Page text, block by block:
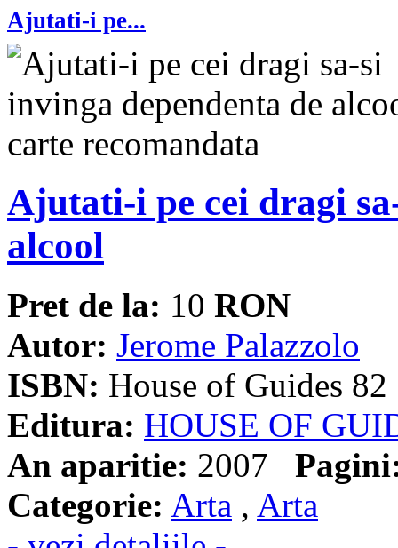
Ajutati-i pe...
Ajutati-i pe cei dragi
alcool
Pret de la: 10 RON
Autor: Jerome Palazzolo
ISBN: House of Guides 82
Editura: HOUSE OF
An aparitie: 2007
Categorie: Arta , Arta